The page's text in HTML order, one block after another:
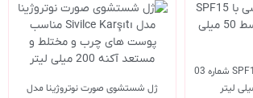
بی بی کرم فارماسی با SPF15 شماره 03
ژل شستشوی صورت نوتروژینا مدل